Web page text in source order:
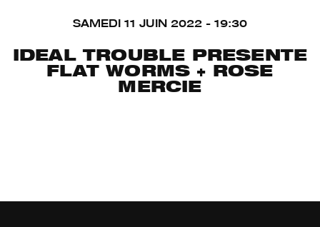
SAMEDI 11 JUIN 2022 - 19:30
IDEAL TROUBLE PRESENTE
FLAT WORMS + ROSE
MERCIE